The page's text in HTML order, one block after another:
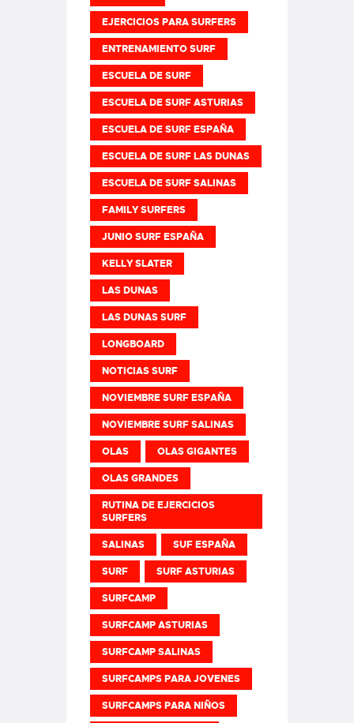
EJERCICIOS PARA SURFERS
ENTRENAMIENTO SURF
ESCUELA DE SURF
ESCUELA DE SURF ASTURIAS
ESCUELA DE SURF ESPAÑA
ESCUELA DE SURF LAS DUNAS
ESCUELA DE SURF SALINAS
FAMILY SURFERS
JUNIO SURF ESPAÑA
KELLY SLATER
LAS DUNAS
LAS DUNAS SURF
LONGBOARD
NOTICIAS SURF
NOVIEMBRE SURF ESPAÑA
NOVIEMBRE SURF SALINAS
OLAS OLAS GIGANTES
OLAS GRANDES
RUTINA DE EJERCICIOS
SURFERS
SALINAS SUF ESPAÑA
SURF SURF ASTURIAS
SURFCAMP
SURFCAMP ASTURIAS
SURFCAMP SALINAS
SURFCAMPS PARA JOVENES
SURFCAMPS PARA NIÑOS